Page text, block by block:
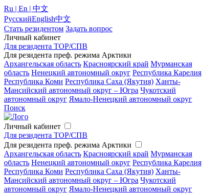
Ru | En | 中文
РусскийEnglish中文
Стать резидентом Задать вопрос
Личный кабинет
Для резидента ТОР/СПВ
Для резидента преф. режима Арктики
Архангельская область Красноярский край Мурманская
область Ненецкий автономный округ Республика Карелия
Республика Коми Республика Саха (Якутия) Ханты-
Мансийский автономный округ – Югра Чукотский
автономный округ Ямало-Ненецкий автономный округ
Поиск
Личный кабинет
Для резидента ТОР/СПВ
Для резидента преф. режима Арктики
Архангельская область Красноярский край Мурманская
область Ненецкий автономный округ Республика Карелия
Республика Коми Республика Саха (Якутия) Ханты-
Мансийский автономный округ – Югра Чукотский
автономный округ Ямало-Ненецкий автономный округ